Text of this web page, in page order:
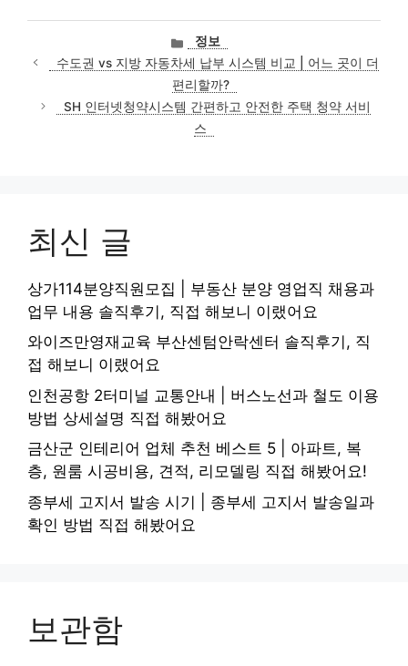
카
테
고
리
정보
수도권 vs 지방 자동차세 납부 시스템 비교 | 어느 곳이 더
편리할까?
SH 인터넷청약시스템 간편하고 안전한 주택 청약 서비
스
최신 글
상가114분양직원모집 | 부동산 분양 영업직 채용과
업무 내용 솔직후기, 직접 해보니 이랬어요
와이즈만영재교육 부산센텀안락센터 솔직후기, 직
접 해보니 이랬어요
인천공항 2터미널 교통안내 | 버스노선과 철도 이용
방법 상세설명 직접 해봤어요
금산군 인테리어 업체 추천 베스트 5 | 아파트, 복
층, 원룸 시공비용, 견적, 리모델링 직접 해봤어요!
종부세 고지서 발송 시기 | 종부세 고지서 발송일과
확인 방법 직접 해봤어요
보관함